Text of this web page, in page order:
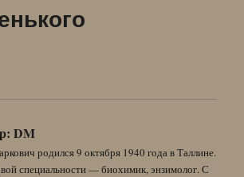
DM
родился 9 октября 1940 года в Таллине.
специальности — биохимик, энзимолог. С